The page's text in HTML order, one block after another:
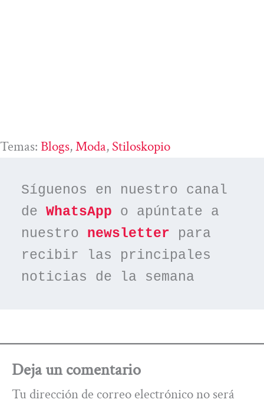
Temas: Blogs, Moda, Stiloskopio
Síguenos en nuestro canal
de WhatsApp o apúntate a
nuestro newsletter para
recibir las principales
noticias de la semana
Deja un comentario
Tu dirección de correo electrónico no será